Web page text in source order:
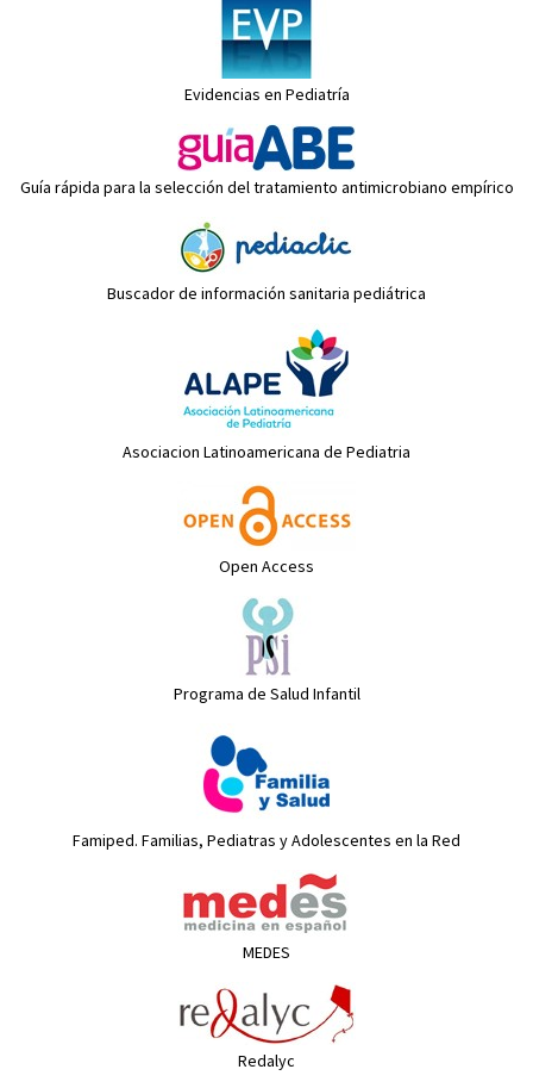
Evidencias en Pediatría
Guía rápida para la selección del tratamiento antimicrobiano empírico
Buscador de información sanitaria pediátrica
Asociacion Latinoamericana de Pediatria
Open Access
Programa de Salud Infantil
Famiped. Familias, Pediatras y Adolescentes en la Red
MEDES
Redalyc